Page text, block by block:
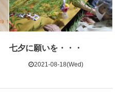
七夕に願いを・・・
2021-08-18(Wed)